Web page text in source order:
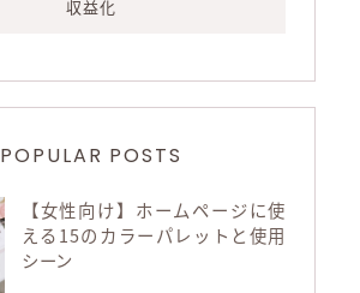
収益化
POPULAR POSTS
【女性向け】ホームページに使
える15のカラーパレットと使用
シーン